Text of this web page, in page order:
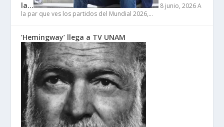
la… 8 junio, 2026 A
la par que ves los partidos del Mundial 2026,…
‘Hemingway’ llega a TV UNAM